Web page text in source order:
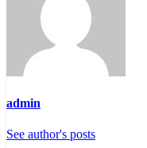
admin
See author's posts